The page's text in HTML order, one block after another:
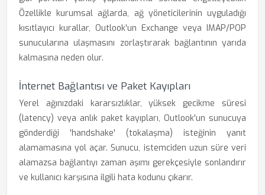
Özellikle kurumsal ağlarda, ağ yöneticilerinin uyguladığı
kısıtlayıcı kurallar, Outlook'un Exchange veya IMAP/POP
sunucularına ulaşmasını zorlaştırarak bağlantının yarıda
kalmasına neden olur.
İnternet Bağlantısı ve Paket Kayıpları
Yerel ağınızdaki kararsızlıklar, yüksek gecikme süresi
(latency) veya anlık paket kayıpları, Outlook'un sunucuya
gönderdiği 'handshake' (tokalaşma) isteğinin yanıt
alamamasına yol açar. Sunucu, istemciden uzun süre veri
alamazsa bağlantıyı zaman aşımı gerekçesiyle sonlandırır
ve kullanıcı karşısına ilgili hata kodunu çıkarır.